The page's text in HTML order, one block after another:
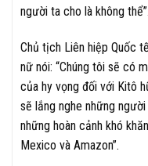
người ta cho là không thể”.
Chủ tịch Liên hiệp Quốc
nữ nói: “Chúng tôi sẽ có
của hy vọng đối với Kitô
sẽ lắng nghe những
những hoàn cảnh khó
Mexico và Amazon”.